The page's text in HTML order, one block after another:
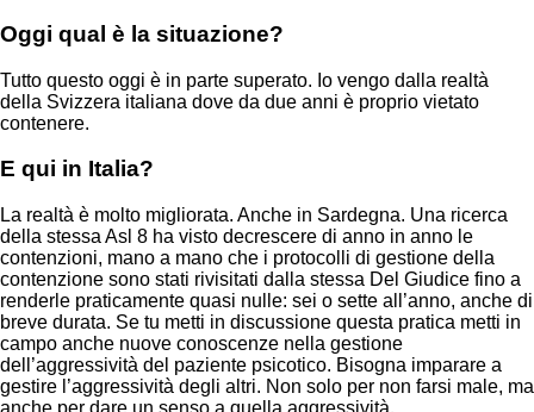
Oggi qual è la situazione?
Tutto questo oggi è in parte superato. Io vengo dalla realtà
della Svizzera italiana dove da due anni è proprio vietato
contenere.
E qui in Italia?
La realtà è molto migliorata. Anche in Sardegna. Una ricerca
della stessa Asl 8 ha visto decrescere di anno in anno le
contenzioni, mano a mano che i protocolli di gestione della
contenzione sono stati rivisitati dalla stessa Del Giudice fino a
renderle praticamente quasi nulle: sei o sette all’anno, anche di
breve durata. Se tu metti in discussione questa pratica metti in
campo anche nuove conoscenze nella gestione
dell’aggressività del paziente psicotico. Bisogna imparare a
gestire l’aggressività degli altri. Non solo per non farsi male, ma
anche per dare un senso a quella aggressività.